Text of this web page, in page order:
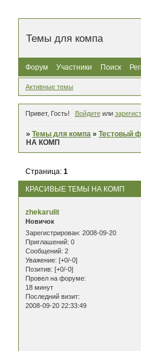
Темы для компа
Форум Участники Поиск
Активные темы
Привет, Гость! Войдитеили
»Темы для компа »Тестовый
НА КОМП
КРАСИВЫЕ ТЕМЫ НА КОМП
Страница:1
zhekarulit
Новичок
Зарегистрирован: 2008-09-20
Приглашений: 0
Сообщений: 2
Уважение: [+0/-0]
Позитив: [+0/-0]
Провел на форуме:
18 минут
Последний визит:
2008-09-20 22:33:49